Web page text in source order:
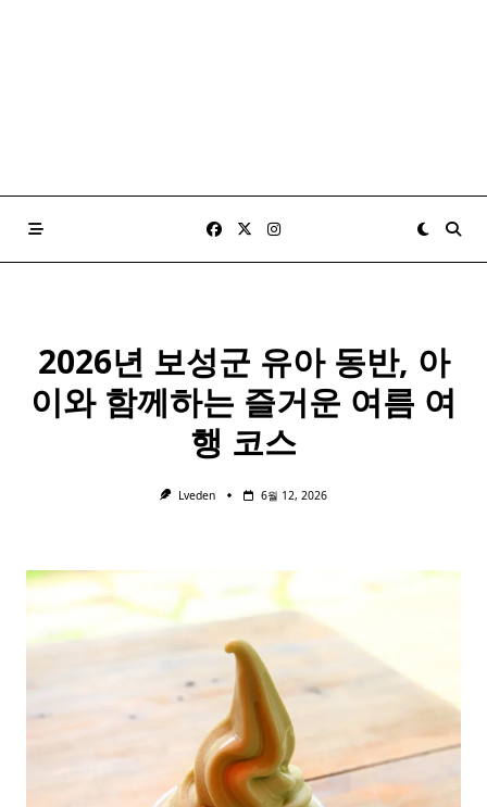
2026년 보성군 유아 동반, 아
이와 함께하는 즐거운 여름 여
행 코스
Lveden 6월 12, 2026